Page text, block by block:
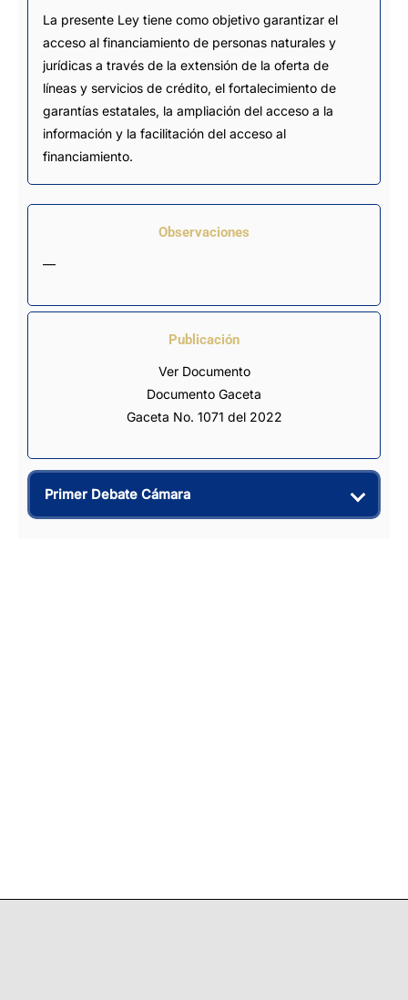
La presente Ley tiene como objetivo garantizar el
acceso al financiamiento de personas naturales y
jurídicas a través de la extensión de la oferta de
líneas y servicios de crédito, el fortalecimiento de
garantías estatales, la ampliación del acceso a la
información y la facilitación del acceso al
financiamiento.
Observaciones
—
Publicación
Ver Documento
Documento Gaceta
Gaceta No. 1071 del 2022
Primer Debate Cámara